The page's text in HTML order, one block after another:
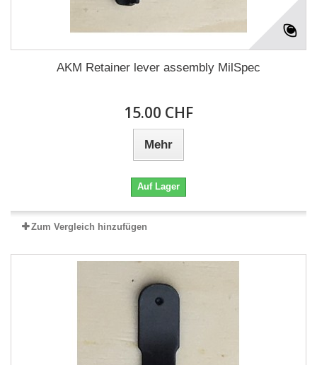
AKM Retainer lever assembly MilSpec
15.00 CHF
Mehr
Auf Lager
Zum Vergleich hinzufügen